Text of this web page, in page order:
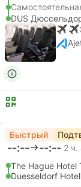
DUS
Быстрый
--:-- --:-- 2
The Hague Hotel
Duesseldorf